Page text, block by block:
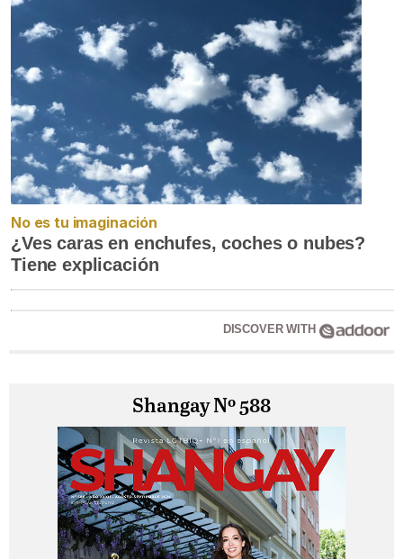
No es tu imaginación
¿Ves caras en enchufes, coches o nubes?
Tiene explicación
DISCOVER WITH
Shangay Nº 588